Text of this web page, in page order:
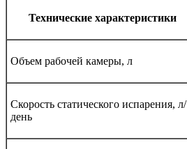
Технические характеристики
Объем рабочей камеры, л
Скорость статического испарения, л/
день